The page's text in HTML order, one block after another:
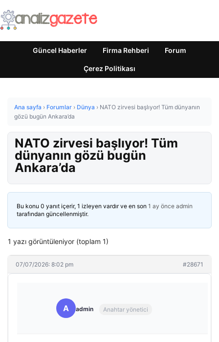
Güncel Haberler Firma Rehberi Forum
Çerez Politikası
Ana sayfa › Forumlar › Dünya › NATO zirvesi başlıyor! Tüm dünyanın
gözü bugün Ankara’da
NATO zirvesi başlıyor! Tüm
dünyanın gözü bugün
Ankara’da
Bu konu 0 yanıt içerir, 1 izleyen vardır ve en son 1 ay önce admin
tarafından güncellenmiştir.
1 yazı görüntüleniyor (toplam 1)
07/07/2026: 8:02 pm #28671
A admin Anahtar yönetici